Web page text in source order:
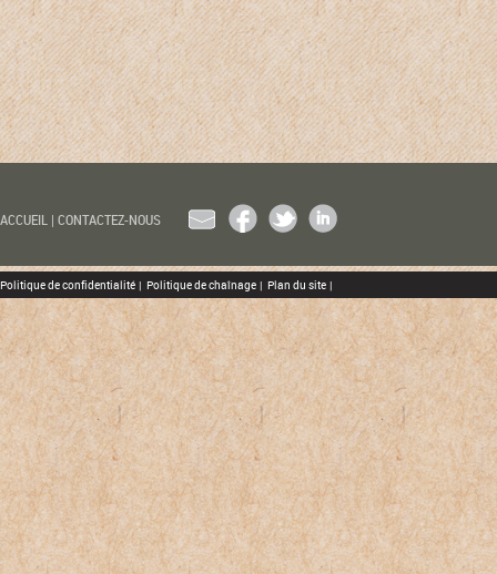
ACCUEIL | CONTACTEZ-NOUS
Politique de confidentialité | Politique de chaînage | Plan du site |